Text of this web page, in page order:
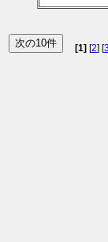
[1] [2] [3